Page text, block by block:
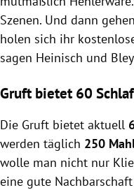
Szenen. Und dann
holen sich ihr
sagen Heinisch und
Gruft bietet 60
Die Gruft bietet aktuell
werden täglich 250
wolle man nicht nur
eine gute